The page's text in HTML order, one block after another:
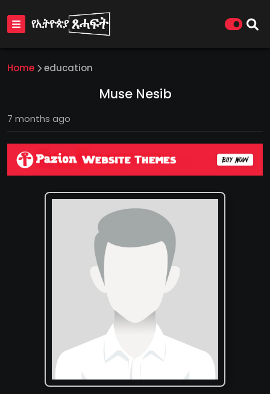
Home education
Muse Nesib
7 months ago